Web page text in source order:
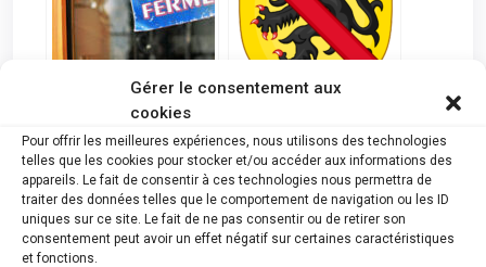
Gérer le consentement aux
cookies
Pour offrir les meilleures expériences, nous utilisons des technologies
telles que les cookies pour stocker et/ou accéder aux informations des
appareils. Le fait de consentir à ces technologies nous permettra de
traiter des données telles que le comportement de navigation ou les ID
uniques sur ce site. Le fait de ne pas consentir ou de retirer son
consentement peut avoir un effet négatif sur certaines caractéristiques
et fonctions.
11 % de faillites en
Namur : Faillites du 24